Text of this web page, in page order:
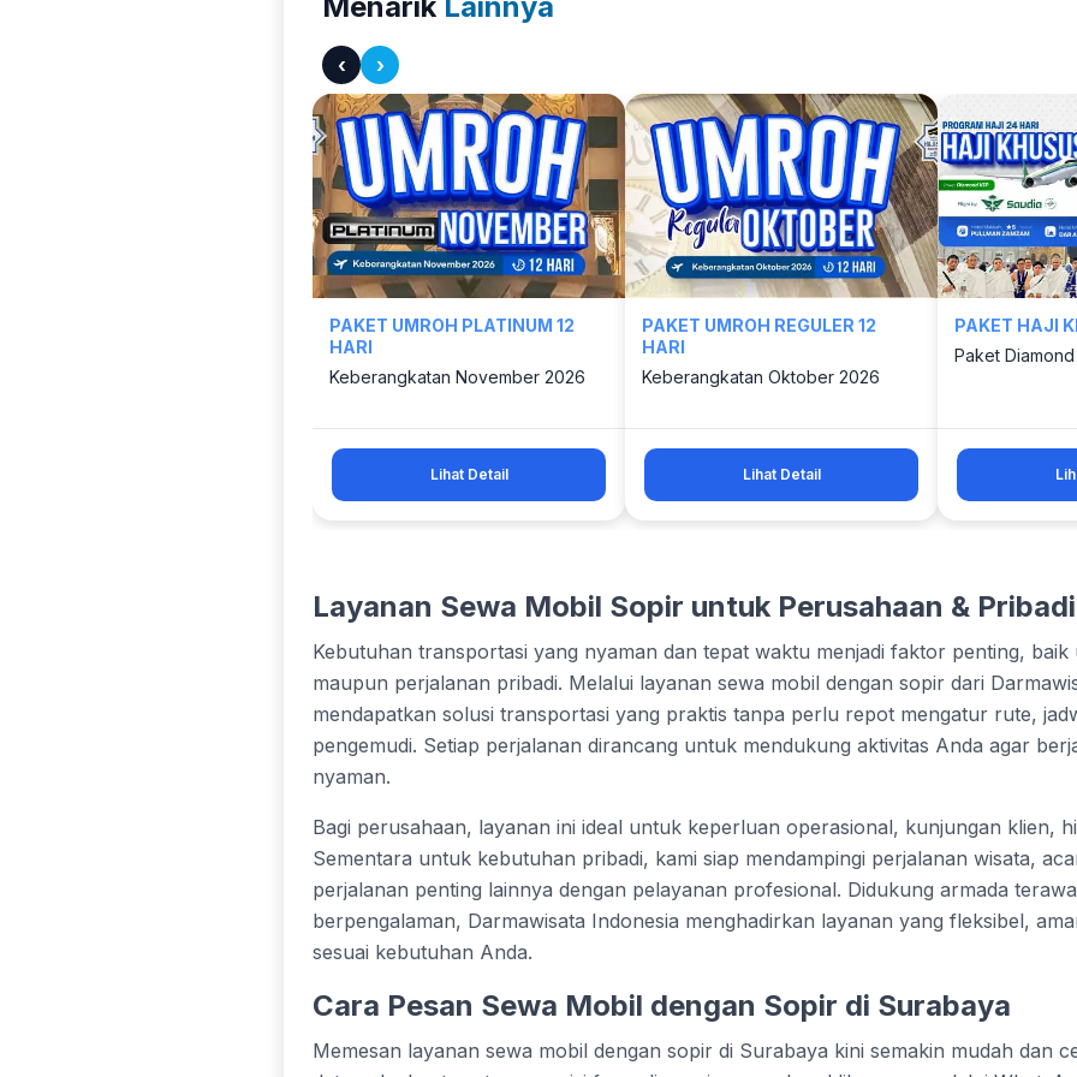
‹ ›
PAKET UMROH PLATINUM 12
HARI
Keberangkatan November 2026
Lihat Detail
PAKET UMROH REGULER 12
HARI
Keberangkatan Oktober 2026
Lihat Detail
PAKET HAJI
Paket
Layanan Sewa Mobil Sopir untuk Perusahaan & Pribadi
Kebutuhan transportasi yang nyaman dan tepat waktu menjadi faktor penting,
maupun perjalanan pribadi. Melalui layanan sewa mobil dengan sopir dari
mendapatkan solusi transportasi yang praktis tanpa perlu repot mengatur rute,
pengemudi. Setiap perjalanan dirancang untuk mendukung aktivitas Anda agar
nyaman.
Bagi perusahaan, layanan ini ideal untuk keperluan operasional, kunjungan klien,
Sementara untuk kebutuhan pribadi, kami siap mendampingi perjalanan wisata,
perjalanan penting lainnya dengan pelayanan profesional. Didukung armada
berpengalaman, Darmawisata Indonesia menghadirkan layanan yang fleksibel,
sesuai kebutuhan Anda.
Cara Pesan Sewa Mobil dengan Sopir di Surabaya
Memesan layanan sewa mobil dengan sopir di Surabaya kini semakin mudah dan